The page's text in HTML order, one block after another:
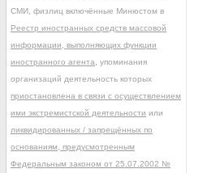
СМИ, физлиц включённые Минюстом в
Реестр иностранных средств массовой
информации, выполняющих функции
иностранного агента , упоминания
организаций деятельность которых
приостановлена в связи с осуществлением
ими экстремистской деятельности или
ликвидированных / запрещённых по
основаниям, предусмотренным
Федеральным законом от 25.07.2002 №